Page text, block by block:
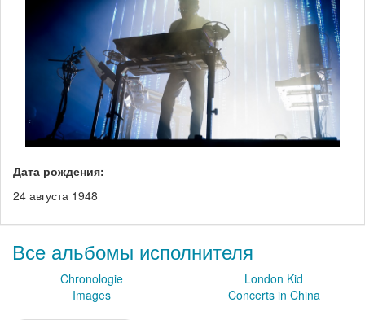
Дата рождения:
24 августа 1948
Все альбомы исполнителя
Chronologie
London Kid
Images
Concerts in China